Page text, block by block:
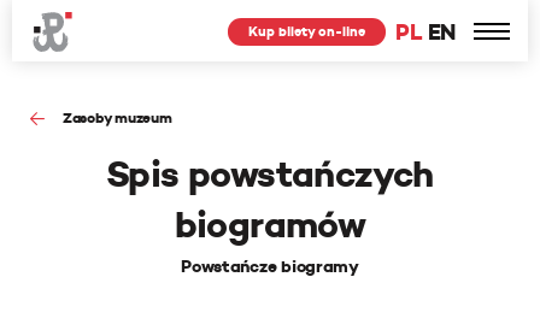
PL EN
Kup bilety on-line
Zasoby muzeum
Spis powstańczych
biogramów
Powstańcze biogramy